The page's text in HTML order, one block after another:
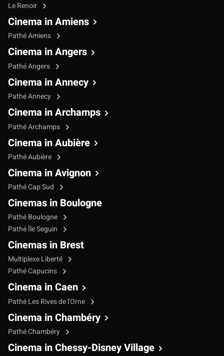
Le Renoir
Cinema in Amiens
Pathé Amiens
Cinema in Angers
Pathé Angers
Cinema in Annecy
Pathé Annecy
Cinema in Archamps
Pathé Archamps
Cinema in Aubière
Pathé Aubière
Cinema in Avignon
Pathé Cap Sud
Cinemas in Boulogne
Pathé Boulogne
Pathé Île Seguin
Cinemas in Brest
Multiplexe Liberté
Pathé Capucins
Cinema in Caen
Pathé Les Rives de l'Orne
Cinema in Chambéry
Pathé Chambéry
Cinema in Chessy-Disney Village